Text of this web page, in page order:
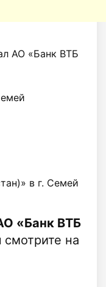
АО «Банк ВТБ
в г. Семей
«Банк ВТБ
смотрите на